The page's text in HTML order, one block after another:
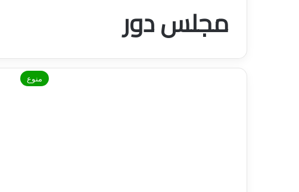
مجلس دور
منوع